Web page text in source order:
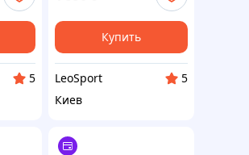
5
Купить
LeoSport
5
Киев